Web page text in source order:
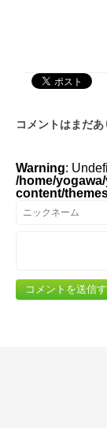
コメントはまだ
Warning:
/home/
content/